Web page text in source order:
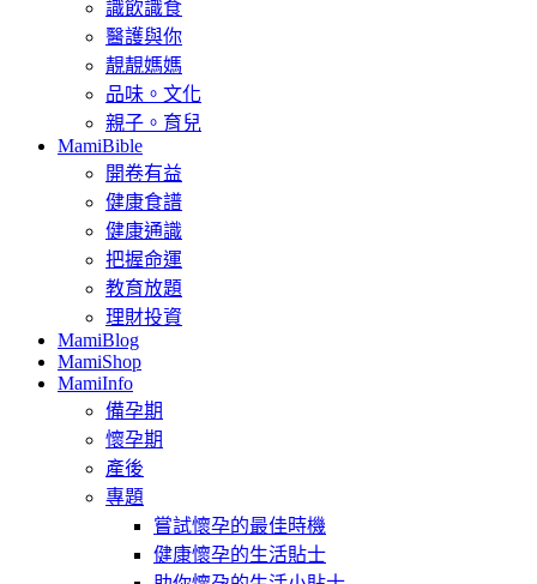
識飲識食
醫護與你
靚靚媽媽
品味。文化
親子。育兒
MamiBible
開卷有益
健康食譜
健康通識
把握命運
教育放題
理財投資
MamiBlog
MamiShop
MamiInfo
備孕期
懷孕期
產後
專題
嘗試懷孕的最佳時機
健康懷孕的生活貼士